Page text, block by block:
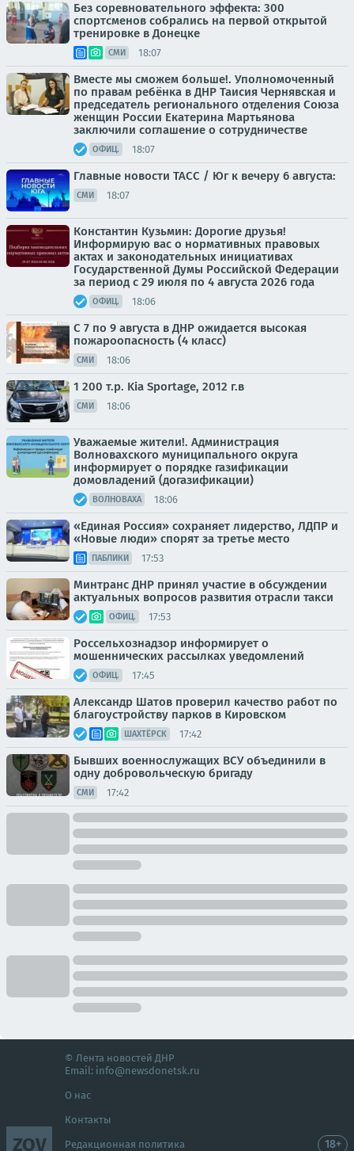
Без соревновательного эффекта: 300
спортсменов собрались на первой открытой
тренировке в Донецке
СМИ 18:07
Вместе мы сможем больше!. Уполномоченный
по правам ребёнка в ДНР Таисия Чернявская и
председатель регионального отделения Союза
женщин России Екатерина Мартьянова
заключили соглашение о сотрудничестве
ОФИЦ. 18:07
Главные новости ТАСС / Юг к вечеру 6 августа:
СМИ 18:07
Константин Кузьмин: Дорогие друзья!
Информирую вас о нормативных правовых
актах и законодательных инициативах
Государственной Думы Российской Федерации
за период с 29 июля по 4 августа 2026 года
ОФИЦ. 18:06
С 7 по 9 августа в ДНР ожидается высокая
пожароопасность (4 класс)
СМИ 18:06
1 200 т.p. Kia Sportage, 2012 г.в
СМИ 18:06
Уважаемые жители!. Администрация
Волновахского муниципального округа
информирует о порядке газификации
домовладений (догазификации)
ВОЛНОВАХА 18:06
«Единая Россия» сохраняет лидерство, ЛДПР и
«Новые люди» спорят за третье место
ПАБЛИКИ 17:53
Минтранс ДНР принял участие в обсуждении
актуальных вопросов развития отрасли такси
ОФИЦ. 17:53
Россельхознадзор информирует о
мошеннических рассылках уведомлений
ОФИЦ. 17:45
Александр Шатов проверил качество работ по
благоустройству парков в Кировском
ШАХТЁРСК 17:42
Бывших военнослужащих ВСУ объединили в
одну добровольческую бригаду
СМИ 17:42
ZOV
© Лента новостей ДНР
Email: info@newsdonetsk.ru
О нас
Контакты
Редакционная политика 18+